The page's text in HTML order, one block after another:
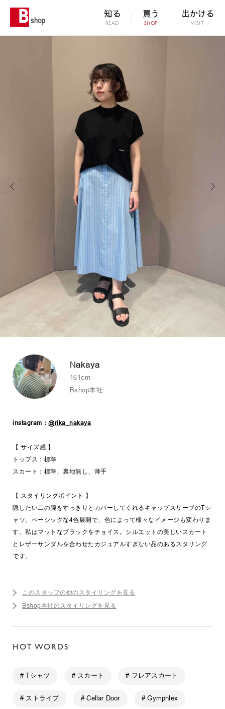
知る
READ
買う
SHOP
出かける
VISIT
Nakaya
161cm
Bshop本社
instagram： @rika_nakaya
【 サイズ感 】
トップス：標準
スカート：標準、裏地無し、薄手
【 スタイリングポイント 】
隠したい二の腕をすっきりとカバーしてくれるキャップスリーブのTシ
ャツ。ベーシックな4色展開で、色によって様々なイメージも変わりま
す。私はマットなブラックをチョイス。シルエットの美しいスカート
とレザーサンダルを合わせたカジュアルすぎない品のあるスタリング
です。
このスタッフの他のスタイリングを見る
Bshop本社のスタイリングを見る
HOT WORDS
# Tシャツ # スカート # フレアスカート
# ストライプ # Cellar Door # Gymphlex